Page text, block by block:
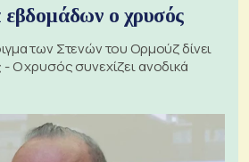
ο χρυσός
των Στενών του Ορμούζ δίνει
Ο χρυσός συνεχίζει ανοδικά